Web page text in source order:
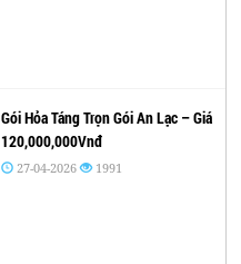
Gói Hỏa Táng Trọn Gói An Lạc – Giá
120,000,000Vnđ
27-04-2026 1991